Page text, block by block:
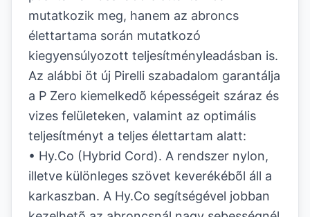
mutatkozik meg, hanem az abroncs
élettartama során mutatkozó
kiegyensúlyozott teljesítményleadásban is.
Az alábbi öt új Pirelli szabadalom garantálja
a P Zero kiemelkedõ képességeit száraz és
vizes felületeken, valamint az optimális
teljesítményt a teljes élettartam alatt:
• Hy.Co (Hybrid Cord). A rendszer nylon,
illetve különleges szövet keverékébõl áll a
karkaszban. A Hy.Co segítségével jobban